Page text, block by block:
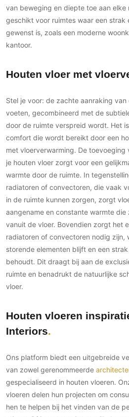
van beweging en diepte toe aan elke
geschikt voor ruimtes waar een strak
gewenst is, zoals een moderne
kantoor.
Houten vloer met
Stel je voor: de zachte aanraking
voeten, gecombineerd met de
door de ruimte verspreid wordt. Het
comfort die wordt bereikt door een
met vloerverwarming. De toevoeging
je houten vloer zorgt voor een
warmte door de ruimte. In
radiatoren of convectoren, die vaak
in de ruimte kunnen zorgen, zorgt
aangename en constante warmte
vanuit de vloer. Bovendien zorgt het
radiatoren of convectoren nodig zijn,
storende elementen blijft en een
behoudt. Dit draagt bij aan de
ruimte en benadrukt de natuurlijke
vloer.
Houten vloeren
Interiors
Ons platform biedt een uitgebreide
van zowel gerenommeerde
gespecialiseerd in houten vloeren.
vloeren delen hun projecten om
hen te helpen bij het vinden van de